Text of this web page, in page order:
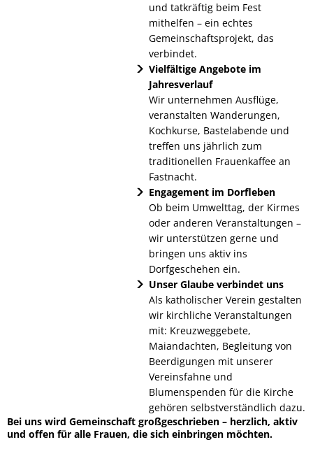
Windpark Kail
Entscheidung im
Kirmes vom 11. bis zum 14.
Besuch im Mainzer Landtag
Schon gesehen? Ahle
Baustellenbesichtigung
Ferienspaß 2025
Tagesausflug der
Kartoffelernte im Dorfgarten
Wirfuser Brotbacktage
Spretzehausfest am 6.
Deppekochefest
Förderbescheid für
und tatkräftig beim Fest
mithelfen – ein echtes
Gemeinschaftsprojekt, das
verbindet.
Vielfältige Angebote im
Jahresverlauf
Wir unternehmen Ausflüge,
veranstalten Wanderungen,
Kochkurse, Bastelabende und
treffen uns jährlich zum
traditionellen Frauenkaffee an
Fastnacht.
Engagement im Dorfleben
Ob beim Umwelttag, der Kirmes
oder anderen Veranstaltungen –
wir unterstützen gerne und
bringen uns aktiv ins
Dorfgeschehen ein.
Unser Glaube verbindet uns
Als katholischer Verein gestalten
wir kirchliche Veranstaltungen
mit: Kreuzweggebete,
Maiandachten, Begleitung von
Beerdigungen mit unserer
Vereinsfahne und
Blumenspenden für die Kirche
gehören selbstverständlich dazu.
Bei uns wird Gemeinschaft großgeschrieben – herzlich, aktiv
und offen für alle Frauen, die sich einbringen möchten.